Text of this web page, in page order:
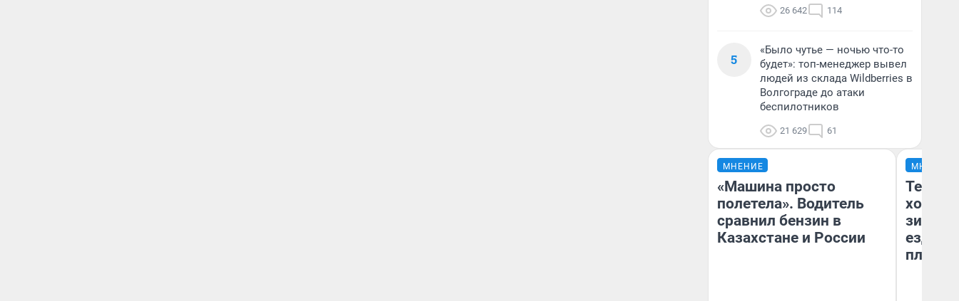
26 642 114
5
«Было чутье — ночью что-то
будет»: топ-менеджер вывел
людей из склада Wildberries в
Волгограде до атаки
беспилотников
21 629 61
МНЕНИЕ
«Машина просто
полетела». Водитель
сравнил бензин в
Казахстане и России
МНЕНИЕ
Тепло
зимой.
ездит
плюсы